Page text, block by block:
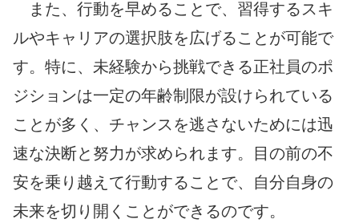
また、行動を早めることで、習得するスキ
ルやキャリアの選択肢を広げることが可能で
す。特に、未経験から挑戦できる正社員のポ
ジションは一定の年齢制限が設けられている
ことが多く、チャンスを逃さないためには迅
速な決断と努力が求められます。目の前の不
安を乗り越えて行動することで、自分自身の
未来を切り開くことができるのです。